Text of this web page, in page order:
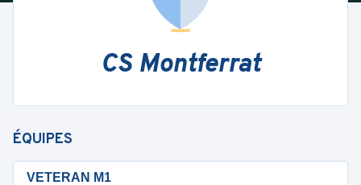
CS Montferrat
ÉQUIPES
VETERAN M1